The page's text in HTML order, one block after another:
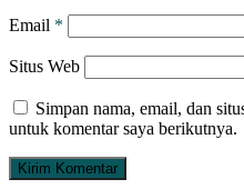
Email *
Situs Web
Simpan nama, email, dan
untuk komentar saya berikutnya.